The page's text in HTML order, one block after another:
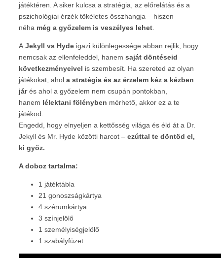
játéktéren. A siker kulcsa a stratégia, az előrelátás és a
pszichológiai érzék tökéletes összhangja – hiszen
néha még a győzelem is veszélyes lehet
A Jekyll vs Hyde igazi különlegessége abban rejlik, hogy
nemcsak az ellenfeleddel, hanem saját döntéseid
következményeivel is szembesít. Ha szereted az olyan
játékokat, ahol a stratégia és az érzelem kéz a kézben
járés ahol a győzelem nem csupán pontokban,
hanem lélektani fölényben mérhető, akkor ez a te
játékod.
Engedd, hogy elnyeljen a kettősség világa és éld át a Dr.
Jekyll és Mr. Hyde közötti harcot – ezúttal te döntöd el,
ki győz.
A doboz tartalma:
1 játéktábla
21 gonoszságkártya
4 szérumkártya
3 színjelölő
1 személyiségjelölő
1 szabályfüzet